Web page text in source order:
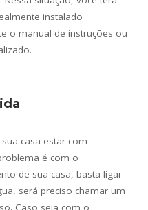
instalado
o manual de instruções ou
casa estar com
é com o
de sua casa, basta ligar
será preciso chamar um
Caso seja com o